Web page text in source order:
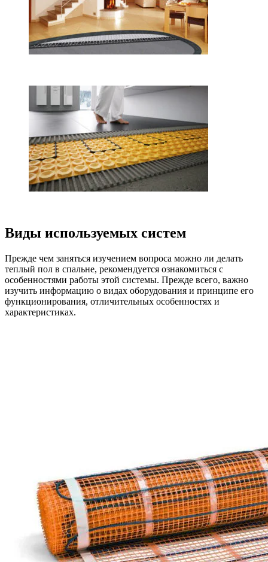
Виды используемых систем
Прежде чем заняться изучением вопроса можно ли делать
теплый пол в спальне, рекомендуется ознакомиться с
особенностями работы этой системы. Прежде всего, важно
изучить информацию о видах оборудования и принципе его
функционирования, отличительных особенностях и
характеристиках.